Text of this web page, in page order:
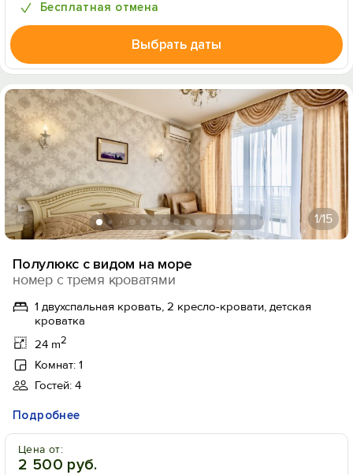
Бесплатная отмена
Выбрать даты
1/15
Полулюкс с видом на море
номер с тремя кроватями
1 двухспальная кровать, 2 кресло-кровати, детская
кроватка
24 m2
Комнат: 1
Гостей: 4
Подробнее
Цена от:
2 500 руб.